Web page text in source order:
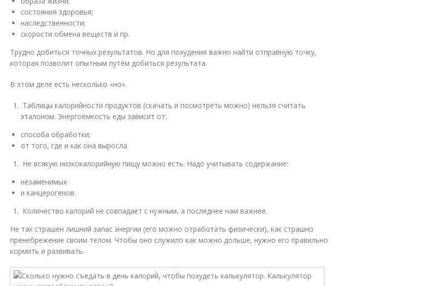
состояния здоровья;
наследственности;
скорости обмена веществ и пр.
Трудно добиться точных результатов. Но для похудения важно найти отправную точку,
которая позволит опытным путём добиться результата.
В этом деле есть несколько «но».
Таблицы калорийности продуктов (скачать и посмотреть можно) нельзя считать
эталоном. Энергоёмкость еды зависит от:
способа обработки;
от того, где и как она выросла.
Не всякую низкокалорийную пищу можно есть. Надо учитывать содержание:
незаменимых
и канцерогенов.
Количество калорий не совпадает с нужным, а последнее нам важнее.
Не так страшен лишний запас энергии (его можно отработать физически), как страшно
пренебрежение своим телом. Чтобы оно служило как можно дольше, нужно его правильно
кормить и развивать.